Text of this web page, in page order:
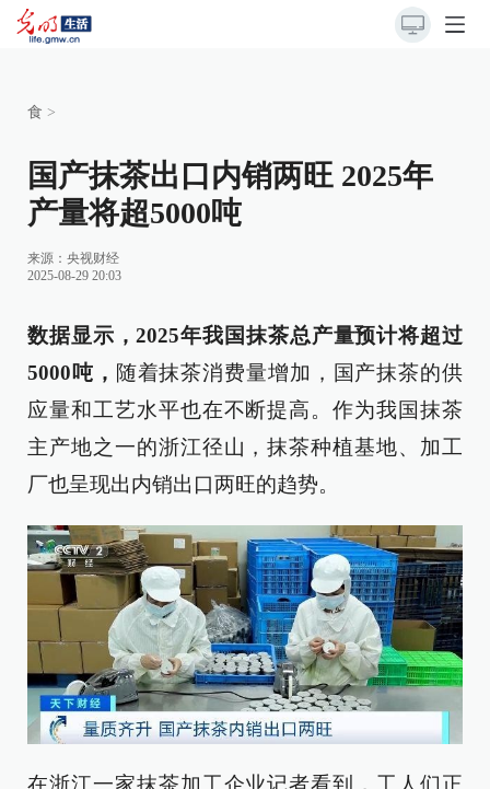
食 >
国产抹茶出口内销两旺 2025年
产量将超5000吨
来源： 央视财经
2025-08-29 20:03
数据显示，2025年我国抹茶总产量预计将超过
5000吨， 随着抹茶消费量增加，国产抹茶的供
应量和工艺水平也在不断提高。作为我国抹茶
主产地之一的浙江径山，抹茶种植基地、加工
厂也呈现出内销出口两旺的趋势。
在浙江一家抹茶加工企业记者看到，工人们正